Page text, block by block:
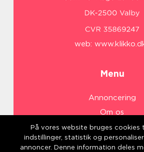
web:
Menu
Annoncering
Om os
Cookies
Kontakt os
På vores website bruges cookies
indstillinger, statistik og
annoncer. Denne information deles